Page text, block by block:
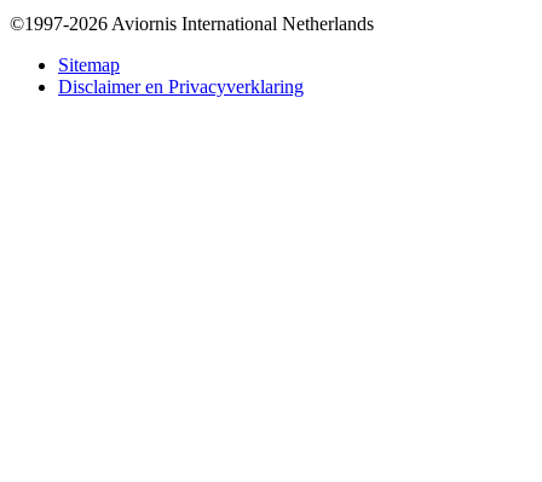
Bottom
©1997-2026 Aviornis International Netherlands
Sitemap
Disclaimer en Privacyverklaring